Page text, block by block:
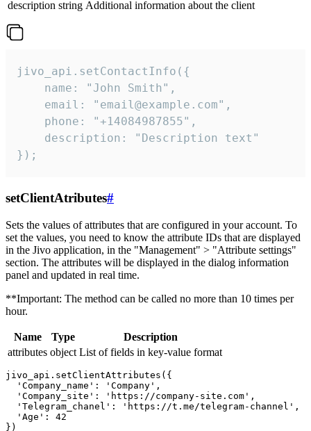
description string Additional information about the client
jivo_api.setContactInfo({
    name: "John Smith",
    email: "email@example.com",
    phone: "+14084987855",
    description: "Description text"
});
setClientAtributes#
Sets the values ​​of attributes that are configured in your account. To
set the values, you need to know the attribute IDs that are displayed
in the Jivo application, in the "Management" > "Attribute settings"
section. The attributes will be displayed in the dialog information
panel and updated in real time.
**Important: The method can be called no more than 10 times per
hour.
Name Type
Description
attributes object List of fields in key-value format
jivo_api.setClientAttributes({
  'Company_name': 'Company',
  'Company_site': 'https://company-site.com',
  'Telegram_chanel': 'https://t.me/telegram-channel',
  'Age': 42